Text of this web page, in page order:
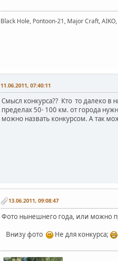
Black Hole, Pontoon-21, Major Craft,
11.06.2011, 07:40:11
Смысл конкурса?? Кто то далеко в
пределах 50- 100 км. от города
можно назвать конкурсом. А так
13.06.2011, 09:08:47
Фото нынешнего года, или можно
Внизу фото
Не для конкурса;